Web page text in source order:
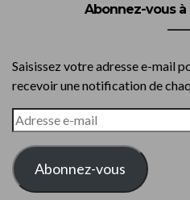
Abonnez-vous
Saisissez votre adresse e-mail
recevoir une notification de
ADRESSE
E-
MAIL
Abonnez-vous